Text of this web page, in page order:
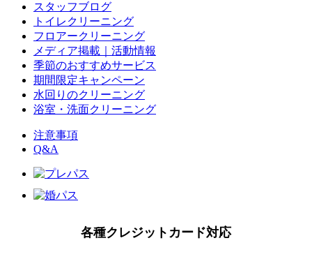
スタッフブログ
トイレクリーニング
フロアークリーニング
メディア掲載｜活動情報
季節のおすすめサービス
期間限定キャンペーン
水回りのクリーニング
浴室・洗面クリーニング
注意事項
Q&A
各種クレジットカード対応